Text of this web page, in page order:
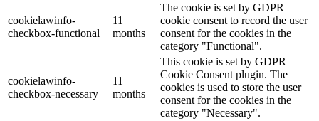
cookielawinfo-
checkbox-functional
11
months
The cookie is set by GDPR
cookie consent to record the user
consent for the cookies in the
category "Functional".
cookielawinfo-
checkbox-necessary
11
months
This cookie is set by GDPR
Cookie Consent plugin. The
cookies is used to store the user
consent for the cookies in the
category "Necessary".